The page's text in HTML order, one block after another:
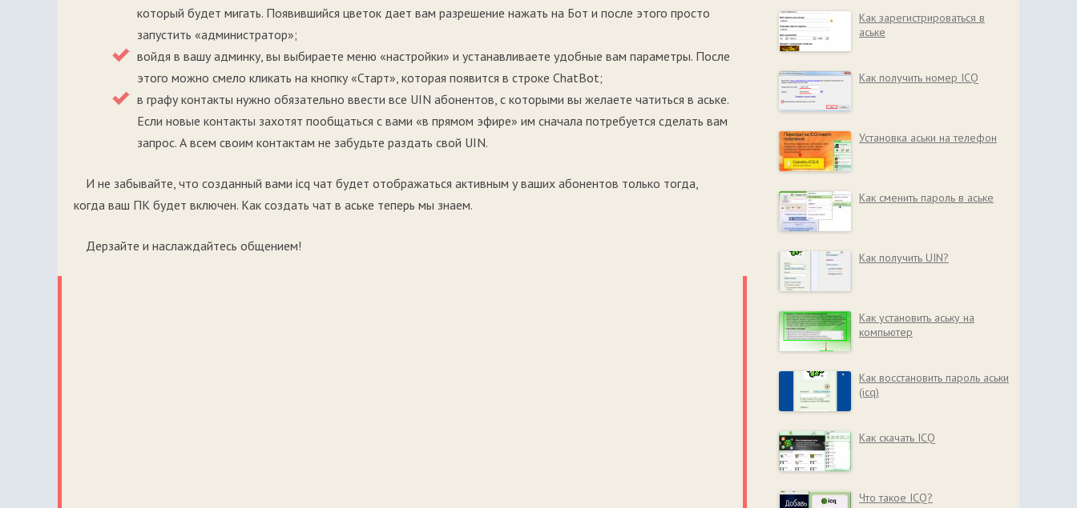
который будет мигать. Появившийся цветок дает вам разрешение нажать на Бот и после этого просто
запустить «администратор»;
войдя в вашу админку, вы выбираете меню «настройки» и устанавливаете удобные вам параметры. После
этого можно смело кликать на кнопку «Старт», которая появится в строке ChatBot;
в графу контакты нужно обязательно ввести все UIN абонентов, с которыми вы желаете чатиться в аське.
Если новые контакты захотят пообщаться с вами «в прямом эфире» им сначала потребуется сделать вам
запрос. А всем своим контактам не забудьте раздать свой UIN.
И не забывайте, что созданный вами icq чат будет отображаться активным у ваших абонентов только тогда,
когда ваш ПК будет включен. Как создать чат в аське теперь мы знаем.
Дерзайте и наслаждайтесь общением!
Как зарегистрироваться в
аське
Как получить номер ICQ
Установка аськи на телефон
Как сменить пароль в аське
Как получить UIN?
Как установить аську на
компьютер
Как восстановить пароль аськи
(icq)
Как скачать ICQ
Что такое ICQ?